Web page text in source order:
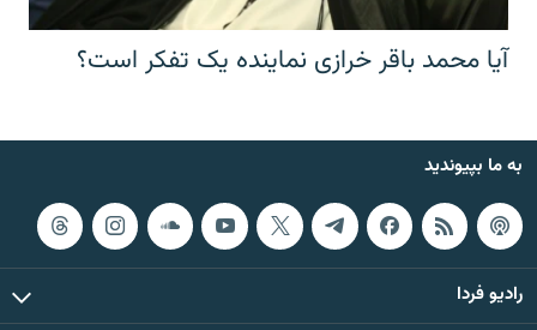
آیا محمد باقر خرازی نماینده یک تفکر است؟
به ما بپیوندید
رادیو فردا